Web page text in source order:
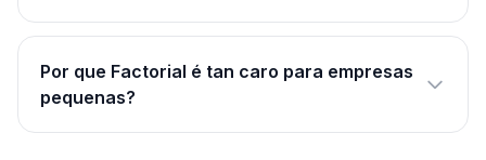
Por que Factorial é tan caro para empresas
pequenas?